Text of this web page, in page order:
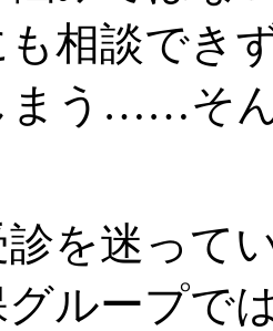
相談でき
まう……そ
を迷って
グループで